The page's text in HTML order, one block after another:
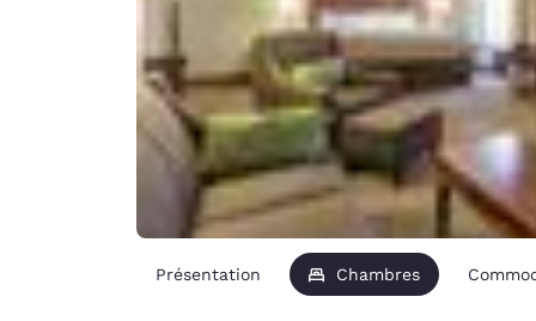
United
English
Asie-Pacifique
Australia
English
Présentation Chambres